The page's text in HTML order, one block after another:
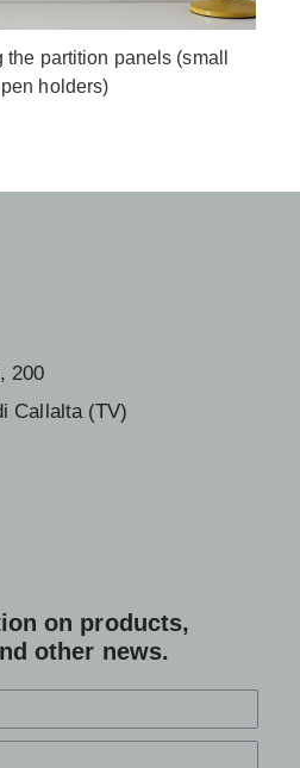
partition panels (small
holders)
200
Callalta (TV)
on products,
other news.